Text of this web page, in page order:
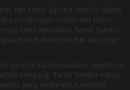
toh Tante Sandra sendiri sudah
masih malu-malu? Aku betul-
lama kemudian Tante Sandra
tubuh dililit handuk dari d*d*
Sandra dalam keadaan seperti ini,
bengong. Tante Sandra hanya
yang serba kikuk melihat